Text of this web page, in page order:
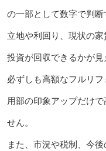
の一部として数字で判断
立地や利回り、現状の
投資が回収できるかが見
必ずしも高額なフルリ
用部の印象アップだけ
せん。
また、市況や税制、今